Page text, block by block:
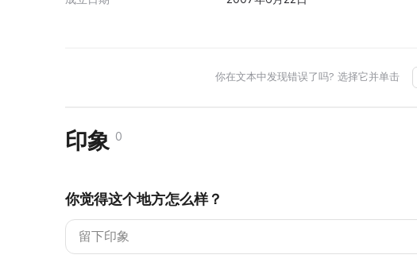
你在文本中发现错误了吗? 选择它并单击
印象 0
你觉得这个地方怎么样？